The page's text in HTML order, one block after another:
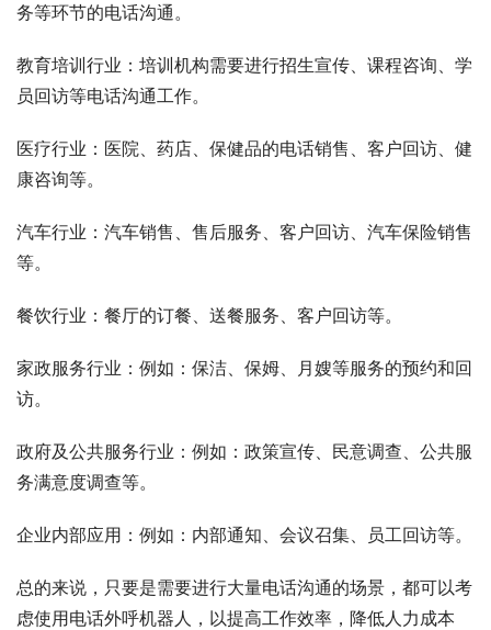
务等环节的电话沟通。
教育培训行业：培训机构需要进行招生宣传、课程咨询、学
员回访等电话沟通工作。
医疗行业：医院、药店、保健品的电话销售、客户回访、健
康咨询等。
汽车行业：汽车销售、售后服务、客户回访、汽车保险销售
等。
餐饮行业：餐厅的订餐、送餐服务、客户回访等。
家政服务行业：例如：保洁、保姆、月嫂等服务的预约和回
访。
政府及公共服务行业：例如：政策宣传、民意调查、公共服
务满意度调查等。
企业内部应用：例如：内部通知、会议召集、员工回访等。
总的来说，只要是需要进行大量电话沟通的场景，都可以考
虑使用电话外呼机器人，以提高工作效率，降低人力成本